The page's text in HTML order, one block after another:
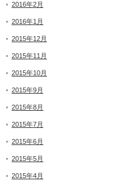
2016年2月
2016年1月
2015年12月
2015年11月
2015年10月
2015年9月
2015年8月
2015年7月
2015年6月
2015年5月
2015年4月